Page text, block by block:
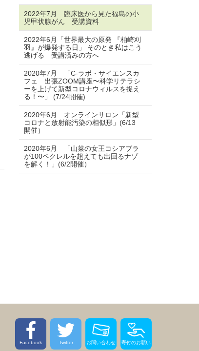
2022年7月 臨床医から見た福島の小
児甲状腺がん 受講資料
2022年6月「世界最大の原発 『柏崎刈
羽』が爆発する日」 そのとき私はこう
逃げる 受講済みの方へ
2020年7月 「C-ラボ・サイエンスカ
フェ 出張ZOOM講座〜科学リテラシ
ーを上げて新型コロナウィルスを捉え
る！〜」 (7/24開催)
2020年6月 オンラインサロン「新型
コロナと放射能汚染の相似形」(6/13
開催）
2020年6月 「山菜の女王コシアブラ
が100ベクレルを超えても出回るナゾ
を解く！」(6/2開催）
Facebook Twitter お問い合わせ 寄付のお願い